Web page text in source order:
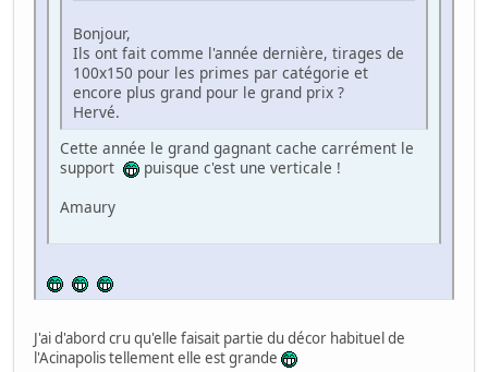
Bonjour,
Ils ont fait comme l'année dernière, tirages de
100x150 pour les primes par catégorie et
encore plus grand pour le grand prix ?
Hervé.
Cette année le grand gagnant cache carrément le
support
puisque c'est une verticale !
Amaury
J'ai d'abord cru qu'elle faisait partie du décor habituel de
l'Acinapolis tellement elle est grande